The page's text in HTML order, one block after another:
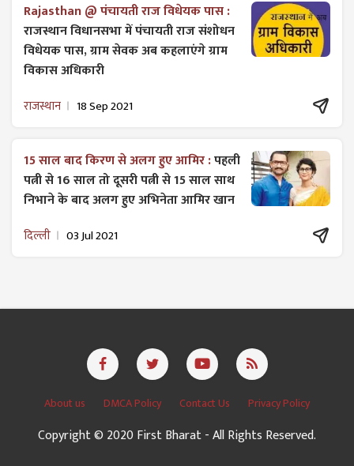
Rajasthan @ पंचायती राज विधेयक पास :
राजस्थान विधानसभा में पंचायती राज ​संशोधन
विधेयक पास, ग्राम सेवक अब कहलाएंगे ग्राम
विकास अधिकारी
राजस्थान 18 Sep 2021
15 साल बाद किरण से अलग हुए आमिर :पहली
पत्नी से 16 साल तो दूसरी पत्नी से 15 साल साथ
निभाने के बाद अलग हुए अभिनेता आमिर खान
दिल्ली 03 Jul 2021
About us DMCA Policy Contact Us Privacy Policy
Copyright © 2020 First Bharat - All Rights Reserved.